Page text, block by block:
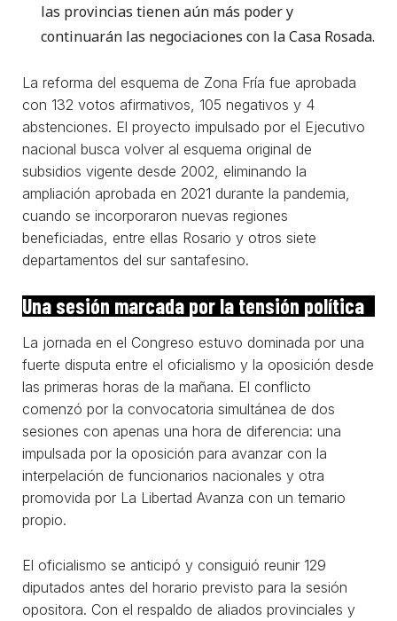
las provincias tienen aún más poder y
continuarán las negociaciones con la Casa Rosada.
La reforma del esquema de Zona Fría fue aprobada
con 132 votos afirmativos, 105 negativos y 4
abstenciones. El proyecto impulsado por el Ejecutivo
nacional busca volver al esquema original de
subsidios vigente desde 2002, eliminando la
ampliación aprobada en 2021 durante la pandemia,
cuando se incorporaron nuevas regiones
beneficiadas, entre ellas Rosario y otros siete
departamentos del sur santafesino.
Una sesión marcada por la tensión política
La jornada en el Congreso estuvo dominada por una
fuerte disputa entre el oficialismo y la oposición desde
las primeras horas de la mañana. El conflicto
comenzó por la convocatoria simultánea de dos
sesiones con apenas una hora de diferencia: una
impulsada por la oposición para avanzar con la
interpelación de funcionarios nacionales y otra
promovida por La Libertad Avanza con un temario
propio.
El oficialismo se anticipó y consiguió reunir 129
diputados antes del horario previsto para la sesión
opositora. Con el respaldo de aliados provinciales y